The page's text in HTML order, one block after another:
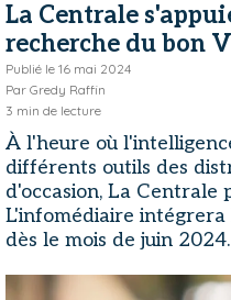
La Centrale
recherche du bon
Publié le 16 mai 2024
Par Gredy Raffin
3 min de lecture
À l'heure où
différents outils des
d'occasion, La
L'infomédiaire
dès le mois de juin